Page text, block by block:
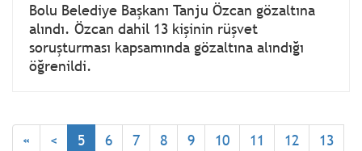
Bolu Belediye Başkanı Tanju Özcan gözaltına
alındı. Özcan dahil 13 kişinin rüşvet
soruşturması kapsamında gözaltına alındığı
öğrenildi.
« < 5 6 7 8 9 10 11 12
13